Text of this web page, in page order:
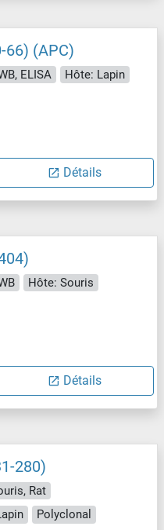
66) (APC)
ELISA
Hôte: Lapin
Détails
Hôte: Souris
Détails
280)
Rat
Polyclonal